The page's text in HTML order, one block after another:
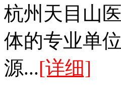
杭州天目山
体的专业单
源...[详细]